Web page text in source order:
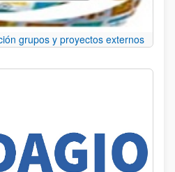
grupos y proyectos externos